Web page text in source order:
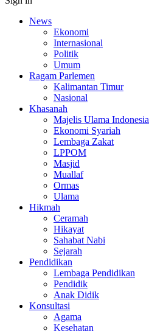
News
Ekonomi
Internasional
Politik
Umum
Ragam Parlemen
Kalimantan Timur
Nasional
Khasanah
Majelis Ulama Indonesia
Ekonomi Syariah
Lembaga Zakat
LPPOM
Masjid
Muallaf
Ormas
Ulama
Hikmah
Ceramah
Hikayat
Sahabat Nabi
Sejarah
Pendidikan
Lembaga Pendidikan
Pendidik
Anak Didik
Konsultasi
Agama
Kesehatan